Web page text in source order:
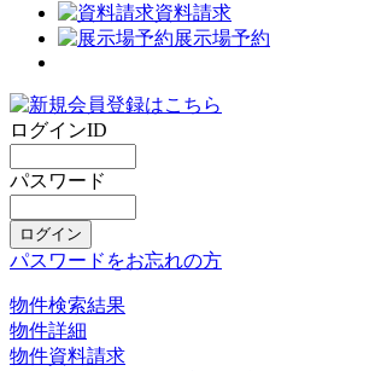
資料請求
展示場予約
ログインID
パスワード
パスワードをお忘れの方
物件検索結果
物件詳細
物件資料請求